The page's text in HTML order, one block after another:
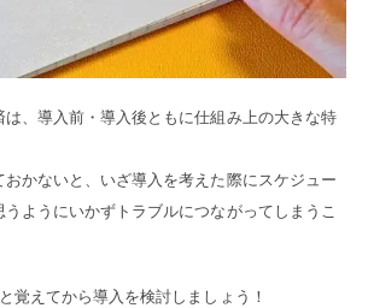
は、導入前・導入後ともに仕組み上の大きな特
おかないと、いざ導入を考えた際にスケジュー
うようにいかずトラブルにつながってしまうこ
覚えてから導入を検討しましょう！